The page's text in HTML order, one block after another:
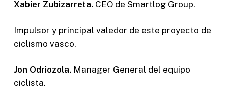
Xabier Zubizarreta. CEO de Smartlog Group.
Impulsor y principal valedor de este proyecto de
ciclismo vasco.
Jon Odriozola. Manager General del equipo
ciclista.